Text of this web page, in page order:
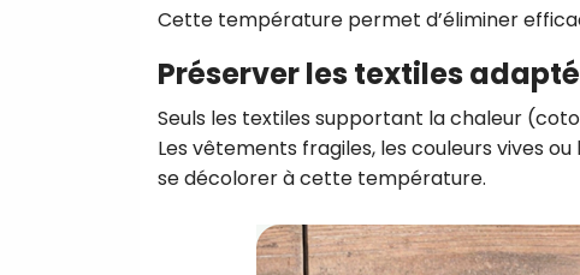
Cette température permet d’éliminer
Préserver les textiles
Seuls les textiles supportant la chaleur
Les vêtements fragiles, les couleurs vives
se décolorer à cette température.